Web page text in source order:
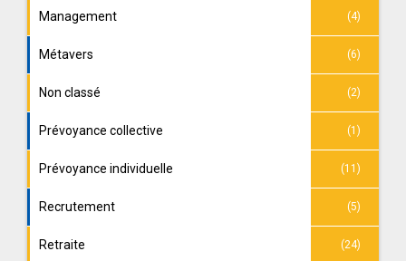
Management (4)
Métavers (6)
Non classé (2)
Prévoyance collective (1)
Prévoyance individuelle (11)
Recrutement (5)
Retraite (24)